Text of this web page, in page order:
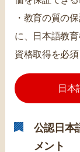
・教育の質の
に、日本語教
資格取得を必須
日本
公認日本
メント